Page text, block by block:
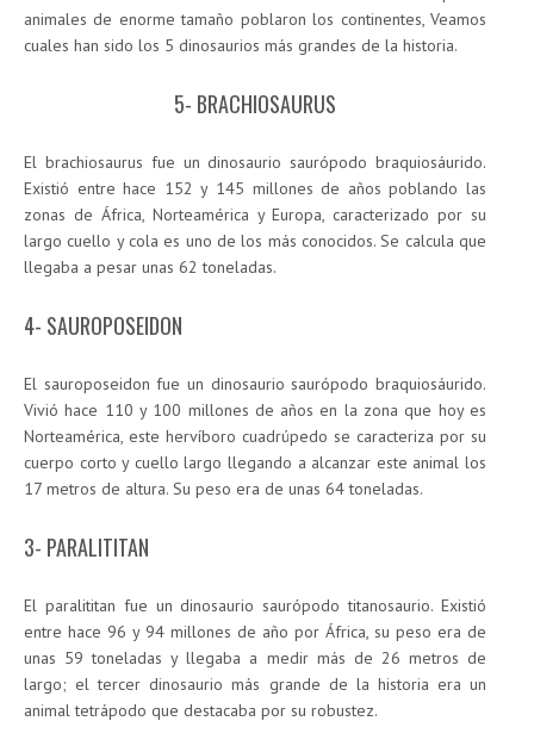
animales de enorme tamaño poblaron los continentes, Veamos
cuales han sido los 5 dinosaurios más grandes de la historia.
5- BRACHIOSAURUS
El brachiosaurus fue un dinosaurio saurópodo braquiosáurido.
Existió entre hace 152 y 145 millones de años poblando las
zonas de África, Norteamérica y Europa, caracterizado por su
largo cuello y cola es uno de los más conocidos. Se calcula que
llegaba a pesar unas 62 toneladas.
4- SAUROPOSEIDON
El sauroposeidon fue un dinosaurio saurópodo braquiosáurido.
Vivió hace 110 y 100 millones de años en la zona que hoy es
Norteamérica, este hervíboro cuadrúpedo se caracteriza por su
cuerpo corto y cuello largo llegando a alcanzar este animal los
17 metros de altura. Su peso era de unas 64 toneladas.
3- PARALITITAN
El paralititan fue un dinosaurio saurópodo titanosaurio. Existió
entre hace 96 y 94 millones de año por África, su peso era de
unas 59 toneladas y llegaba a medir más de 26 metros de
largo; el tercer dinosaurio más grande de la historia era un
animal tetrápodo que destacaba por su robustez.